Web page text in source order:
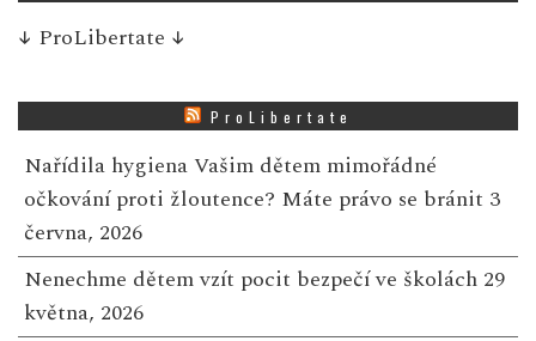
↓ ProLibertate ↓
ProLibertate
Nařídila hygiena Vašim dětem mimořádné
očkování proti žloutence? Máte právo se bránit 3
června, 2026
Nenechme dětem vzít pocit bezpečí ve školách 29
května, 2026